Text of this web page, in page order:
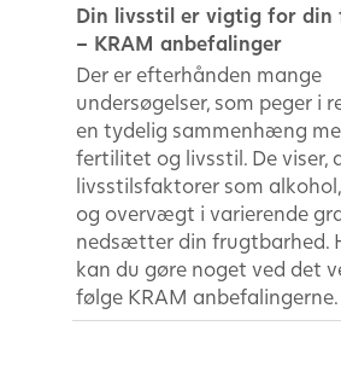
Din livsstil er vigtig for
– KRAM anbefalinger
Der er efterhånden mange
undersøgelser, som peger i
en tydelig sammenhæng
fertilitet og livsstil. De viser,
livsstilsfaktorer som
og overvægt i varierende
nedsætter din frugtbarhed.
kan du gøre noget ved det
følge KRAM anbefalingerne.